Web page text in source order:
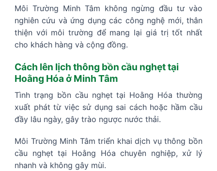
Môi Trường Minh Tâm không ngừng đầu tư vào
nghiên cứu và ứng dụng các công nghệ mới, thân
thiện với môi trường để mang lại giá trị tốt nhất
cho khách hàng và cộng đồng.
Cách lên lịch thông bồn cầu nghẹt tại
Hoằng Hóa ở Minh Tâm
Tình trạng bồn cầu nghẹt tại Hoằng Hóa thường
xuất phát từ việc sử dụng sai cách hoặc hầm cầu
đầy lâu ngày, gây trào ngược nước thải.
Môi Trường Minh Tâm triển khai dịch vụ thông bồn
cầu nghẹt tại Hoằng Hóa chuyên nghiệp, xử lý
nhanh và không gây mùi.